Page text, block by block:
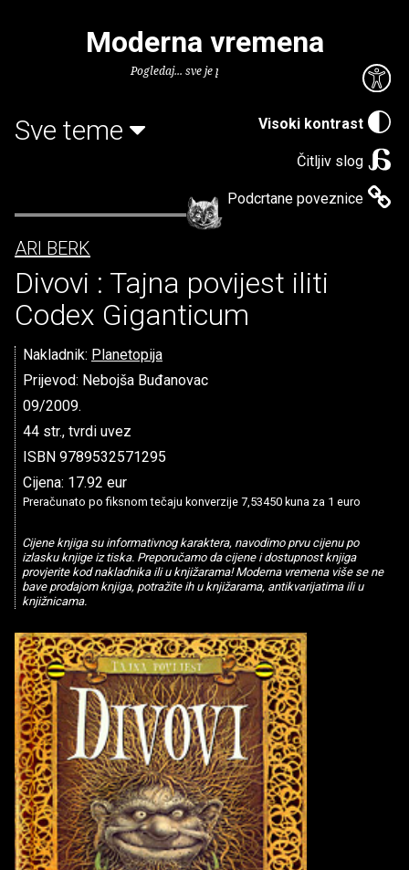
Visoki kontrast
Čitljiv slog
Podcrtane poveznice
Moderna vremena
Pogledaj... sve je puno knjiga.
Sve teme
ARI BERK
Divovi : Tajna povijest iliti
Codex Giganticum
Nakladnik: Planetopija
Prijevod: Nebojša Buđanovac
09/2009.
44 str., tvrdi uvez
ISBN 9789532571295
Cijena: 17.92 eur
Preračunato po fiksnom tečaju konverzije 7,53450 kuna za 1 euro
Cijene knjiga su informativnog karaktera, navodimo prvu cijenu po
izlasku knjige iz tiska. Preporučamo da cijene i dostupnost knjiga
provjerite kod nakladnika ili u knjižarama! Moderna vremena više se ne
bave prodajom knjiga, potražite ih u knjižarama, antikvarijatima ili u
knjižnicama.